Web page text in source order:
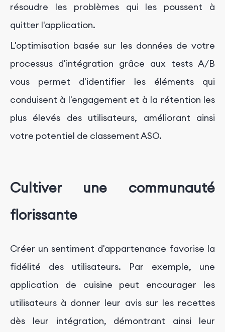
résoudre les problèmes qui les poussent à
quitter l'application.
L'optimisation basée sur les données de votre
processus d'intégration grâce aux tests A/B
vous permet d'identifier les éléments qui
conduisent à l'engagement et à la rétention les
plus élevés des utilisateurs, améliorant ainsi
votre potentiel de classement ASO.
Cultiver une communauté
florissante
Créer un sentiment d'appartenance favorise la
fidélité des utilisateurs. Par exemple, une
application de cuisine peut encourager les
utilisateurs à donner leur avis sur les recettes
dès leur intégration, démontrant ainsi leur